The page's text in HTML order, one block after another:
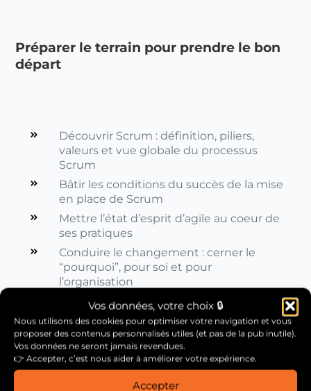
Vos données, votre choix 🔒
Nous utilisons des cookies pour optimiser votre navigation et vous
proposer des contenus personnalisés utiles (et pas de la pub inutile).
Vos données ne seront jamais revendues.
👉 Accepter, c’est nous aider à améliorer votre expérience.
Accepter
Préparer le terrain pour prendre le bon
départ
Découvrir Scrum : définition, piliers,
valeurs et vue globale du processus
Scrum
Bâtir les conditions du succès de la mise
en place de Scrum
Mettre l’état d’esprit d’agile au coeur de
ses pratiques
Conduire le changement : cerner le
“pourquoi”, pour soi et pour
l’organisation
Construire une équipe agile soutenue en
interne
Activités :